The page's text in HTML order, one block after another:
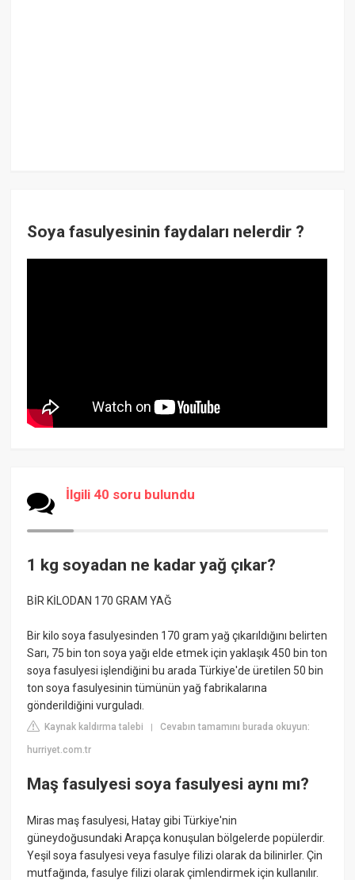
Soya fasulyesinin faydaları nelerdir ?
İlgili 40 soru bulundu
1 kg soyadan ne kadar yağ çıkar?
BİR KİLODAN 170 GRAM YAĞ
Bir kilo soya fasulyesinden 170 gram yağ çıkarıldığını belirten
Sarı, 75 bin ton soya yağı elde etmek için yaklaşık 450 bin ton
soya fasulyesi işlendiğini bu arada Türkiye'de üretilen 50 bin
ton soya fasulyesinin tümünün yağ fabrikalarına
gönderildiğini vurguladı.
Kaynak kaldırma talebi |Cevabın tamamını burada okuyun:
hurriyet.com.tr
Maş fasulyesi soya fasulyesi aynı mı?
Miras maş fasulyesi, Hatay gibi Türkiye'nin
güneydoğusundaki Arapça konuşulan bölgelerde popülerdir.
Yeşil soya fasulyesi veya fasulye filizi olarak da bilinirler. Çin
mutfağında, fasulye filizi olarak çimlendirmek için kullanılır.